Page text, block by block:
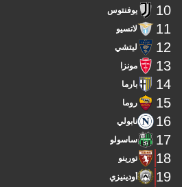
10 يوفنتوس
11 لاتسيو
12 ليتشي
13 مونزا
14 بارما
15 روما
16 نابولي
17 ساسولو
18 تورينو
19 أودينيزي